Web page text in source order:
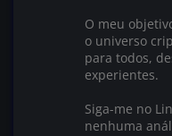
O meu
o universo
para todos,
experientes.
Siga-me no
nenhuma